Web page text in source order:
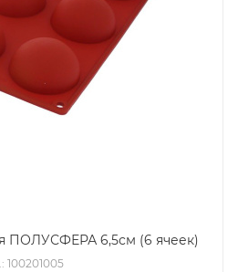
ПОЛУСФЕРА 6,5см (6 ячеек)
100201005